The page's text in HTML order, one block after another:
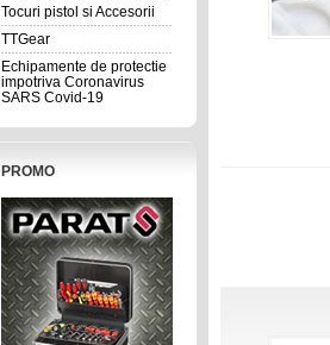
Tocuri pistol si Accesorii
TTGear
Echipamente de protectie
impotriva Coronavirus
SARS Covid-19
PROMO